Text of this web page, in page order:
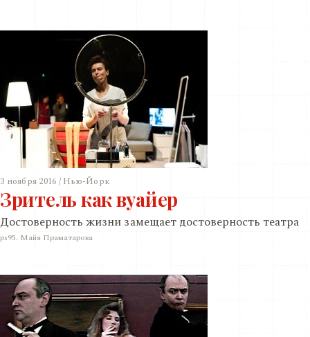
3 ноября 2016 / Нью-Йорк
Зритель как вуайер
Достоверность жизни замещает достоверность театра
ps95. Майя Праматарова